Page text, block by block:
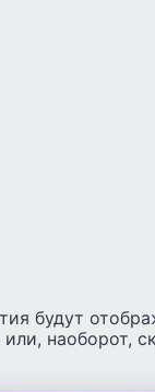
будут
наоборот,